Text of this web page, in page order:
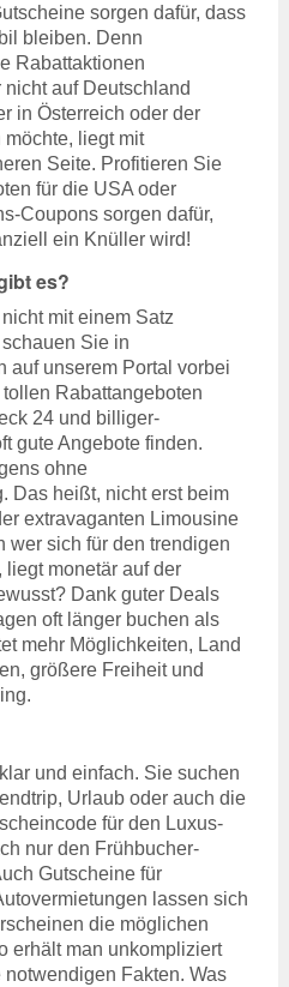
sorgen dafür, dass
bleiben. Denn
Rabattaktionen
auf Deutschland
in Österreich oder der
liegt mit
Seite. Profitieren Sie
für die USA oder
Coupons sorgen dafür,
ein Knüller wird!
es?
mit einem Satz
Sie in
auf unserem Portal vorbei
Rabattangeboten
24 und billiger-
gute Angebote finden.
ohne
Das heißt, nicht erst beim
extravaganten Limousine
wer sich für den trendigen
monetär auf der
Dank guter Deals
oft länger buchen als
mehr Möglichkeiten, Land
größere Freiheit und
und einfach. Sie suchen
Urlaub oder auch die
für den Luxus-
nur den Frühbucher-
Gutscheine für
lassen sich
die möglichen
erhält man unkompliziert
Fakten. Was